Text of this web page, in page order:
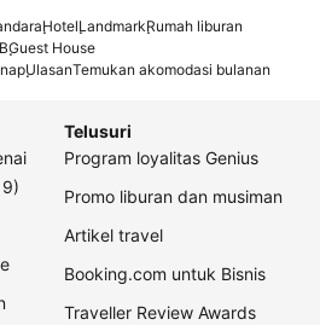
HotelLandmarkRumah liburan
Guest House
UlasanTemukan akomodasi bulanan
Telusuri
Program loyalitas Genius
Promo liburan dan musiman
Artikel travel
Booking.com untuk Bisnis
Traveller Review Awards